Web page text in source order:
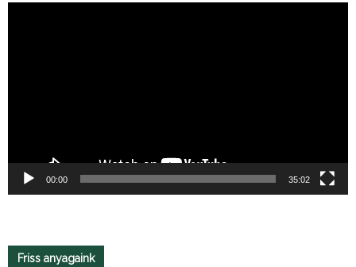
00:00 35:02
Friss anyagaink